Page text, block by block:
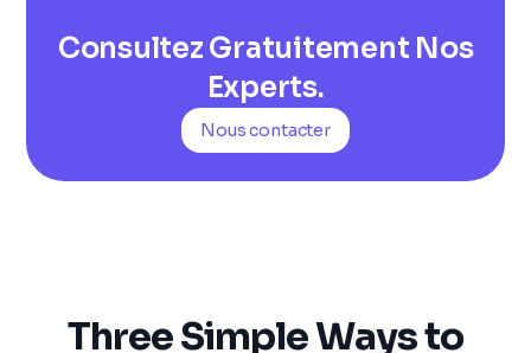
Consultez Gratuitement Nos
Experts.
Nous contacter
Three Simple Ways to